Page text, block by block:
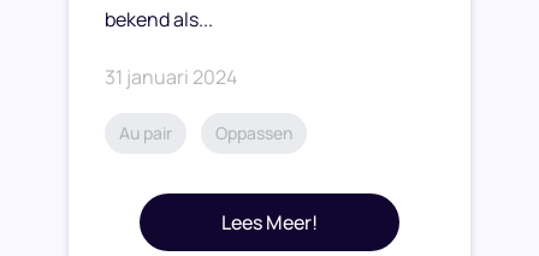
bekend als...
31 januari 2024
Au pair Oppassen
Lees Meer!